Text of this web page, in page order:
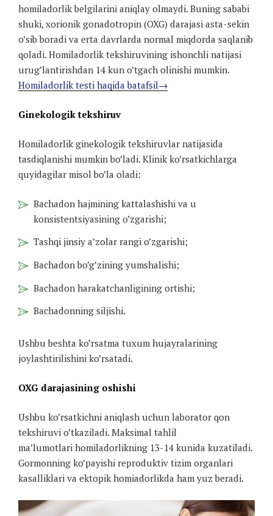
homiladorlik belgilarini aniqlay olmaydi. Buning sababi
shuki, xorionik gonadotropin (OXG) darajasi asta-sekin
o’sib boradi va erta davrlarda normal miqdorda saqlanib
qoladi. Homiladorlik tekshiruvining ishonchli natijasi
urug’lantirishdan 14 kun o’tgach olinishi mumkin.
Homiladorlik testi haqida batafsil→
Ginekologik tekshiruv
Homiladorlik ginekologik tekshiruvlar natijasida
tasdiqlanishi mumkin bo’ladi. Klinik ko’rsatkichlarga
quyidagilar misol bo’la oladi:
Bachadon hajmining kattalashishi va u
konsistentsiyasining o’zgarishi;
Tashqi jinsiy a’zolar rangi o’zgarishi;
Bachadon bo’g’zining yumshalishi;
Bachadon harakatchanligining ortishi;
Bachadonning siljishi.
Ushbu beshta ko’rsatma tuxum hujayralarining
joylashtirilishini ko’rsatadi.
OXG darajasining oshishi
Ushbu ko’rsatkichni aniqlash uchun laborator qon
tekshiruvi o’tkaziladi. Maksimal tahlil
ma’lumotlari homiladorlikning 13-14 kunida kuzatiladi.
Gormonning ko’payishi reproduktiv tizim organlari
kasalliklari va ektopik homiadorlikda ham yuz beradi.